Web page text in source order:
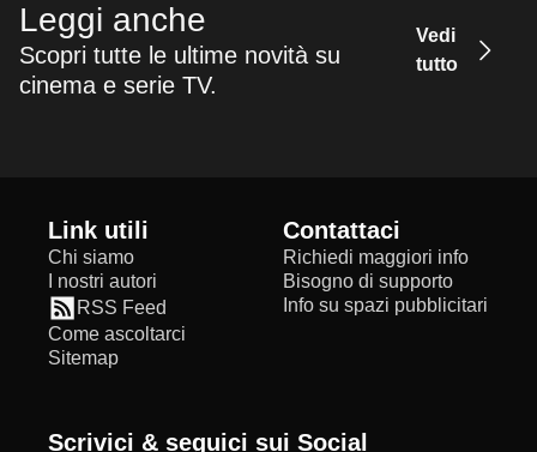
Leggi anche
Scopri tutte le ultime novità su
cinema e serie TV.
Vedi
tutto
Link utili
Chi siamo
I nostri autori
RSS Feed
Come ascoltarci
Sitemap
Contattaci
Richiedi maggiori info
Bisogno di supporto
Info su spazi pubblicitari
Scrivici & seguici sui Social